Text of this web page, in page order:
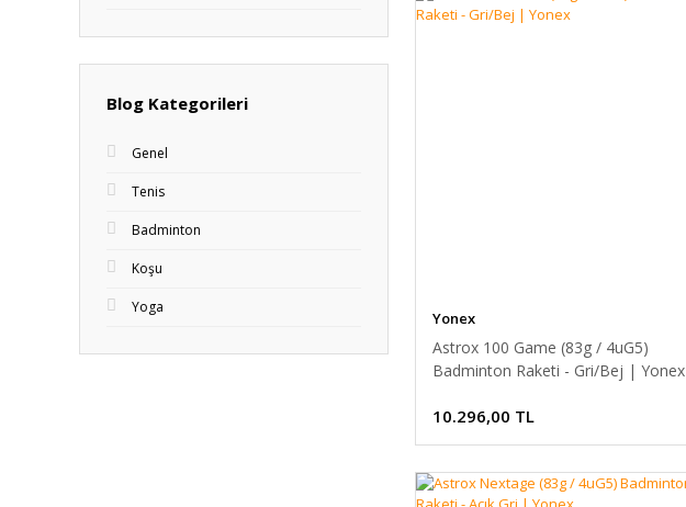
Blog Kategorileri
Genel
Tenis
Badminton
Koşu
Yoga
Yonex
Astrox 100 Game (83g / 4uG5)
Badminton Raketi - Gri/Bej | Yonex
10.296,00 TL